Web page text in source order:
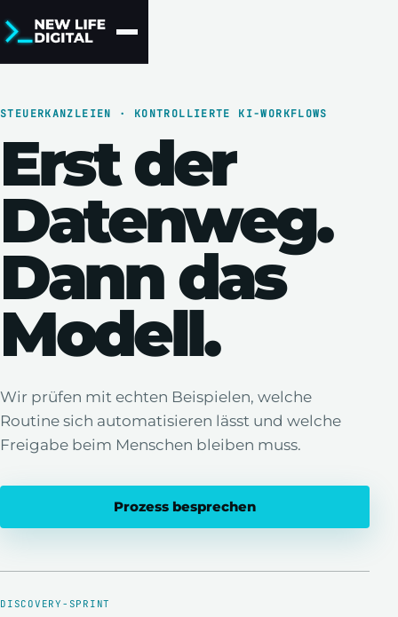
STEUERKANZLEIEN · KONTROLLIERTE KI-WORKFLOWS
Erst der
Datenweg.
Dann das
Modell.
Wir prüfen mit echten Beispielen, welche
Routine sich automatisieren lässt und welche
Freigabe beim Menschen bleiben muss.
Prozess besprechen
DISCOVERY-SPRINT